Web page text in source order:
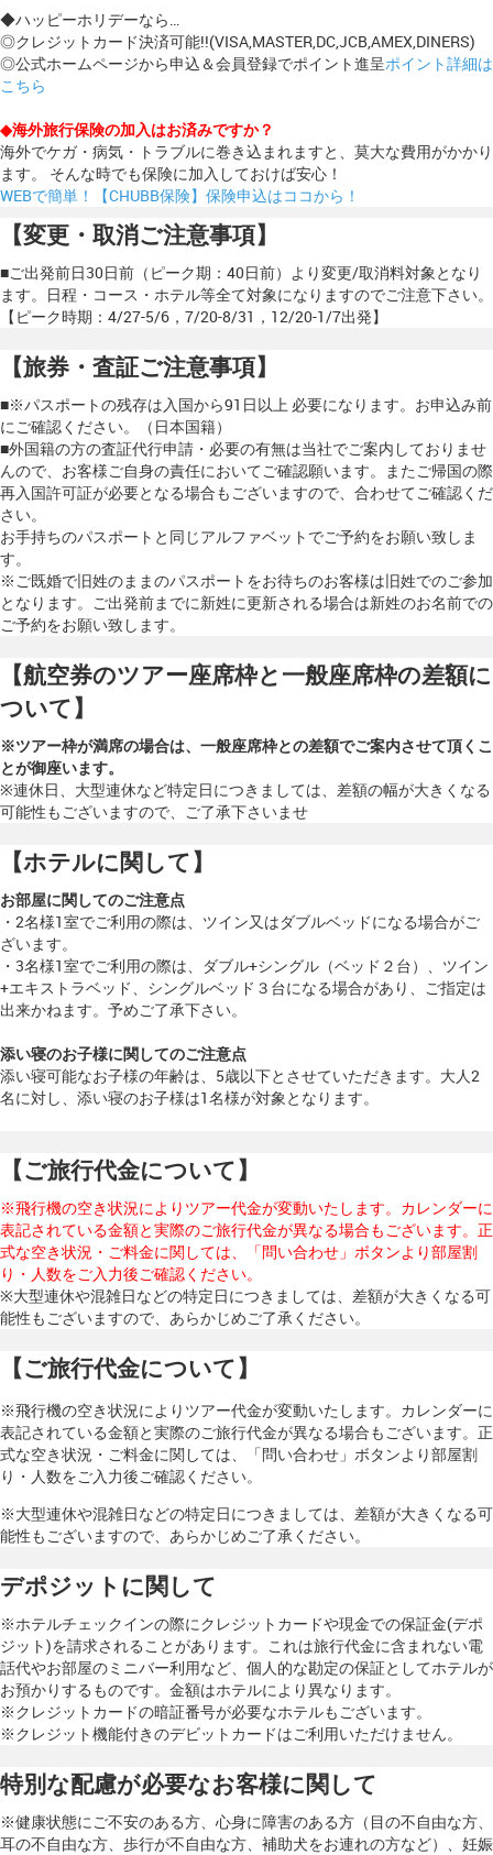
◆ハッピーホリデーなら…
◎クレジットカード決済可能!!(VISA,MASTER,DC,JCB,AMEX,DINERS)
◎公式ホームページから申込＆会員登録でポイント進呈ポイント詳細は
こちら
◆海外旅行保険の加入はお済みですか？
海外でケガ・病気・トラブルに巻き込まれますと、莫大な費用がかかり
ます。 そんな時でも保険に加入しておけば安心！
WEBで簡単！【CHUBB保険】保険申込はココから！
【変更・取消ご注意事項】
■ご出発前日30日前（ピーク期：40日前）より変更/取消料対象となり
ます。日程・コース・ホテル等全て対象になりますのでご注意下さい。
【ピーク時期：4/27-5/6，7/20-8/31，12/20-1/7出発】
【旅券・査証ご注意事項】
■※パスポートの残存は入国から91日以上 必要になります。お申込み前
にご確認ください。（日本国籍）
■外国籍の方の査証代行申請・必要の有無は当社でご案内しておりませ
んので、お客様ご自身の責任においてご確認願います。またご帰国の際
再入国許可証が必要となる場合もございますので、合わせてご確認くだ
さい。
お手持ちのパスポートと同じアルファベットでご予約をお願い致しま
す。
※ご既婚で旧姓のままのパスポートをお待ちのお客様は旧姓でのご参加
となります。ご出発前までに新姓に更新される場合は新姓のお名前での
ご予約をお願い致します。
【航空券のツアー座席枠と一般座席枠の差額に
ついて】
※ツアー枠が満席の場合は、一般座席枠との差額でご案内させて頂くこ
とが御座います。
※連休日、大型連休など特定日につきましては、差額の幅が大きくなる
可能性もございますので、ご了承下さいませ
【ホテルに関して】
お部屋に関してのご注意点
・2名様1室でご利用の際は、ツイン又はダブルベッドになる場合がご
ざいます。
・3名様1室でご利用の際は、ダブル+シングル（ベッド２台）、ツイン
+エキストラベッド、シングルベッド３台になる場合があり、ご指定は
出来かねます。予めご了承下さい。
添い寝のお子様に関してのご注意点
添い寝可能なお子様の年齢は、5歳以下とさせていただきます。 大人2
名に対し、添い寝のお子様は1名様が対象となります。
【ご旅行代金について】
※飛行機の空き状況によりツアー代金が変動いたします。カレンダーに
表記されている金額と実際のご旅行代金が異なる場合もございます。正
式な空き状況・ご料金に関しては、「問い合わせ」ボタンより部屋割
り・人数をご入力後ご確認ください。
※大型連休や混雑日などの特定日につきましては、差額が大きくなる可
能性もございますので、あらかじめご了承ください。
【ご旅行代金について】
※飛行機の空き状況によりツアー代金が変動いたします。カレンダーに
表記されている金額と実際のご旅行代金が異なる場合もございます。正
式な空き状況・ご料金に関しては、「問い合わせ」ボタンより部屋割
り・人数をご入力後ご確認ください。
※大型連休や混雑日などの特定日につきましては、差額が大きくなる可
能性もございますので、あらかじめご了承ください。
デポジットに関して
※ホテルチェックインの際にクレジットカードや現金での保証金(デポ
ジット)を請求されることがあります。これは旅行代金に含まれない電
話代やお部屋のミニバー利用など、個人的な勘定の保証としてホテルが
お預かりするものです。金額はホテルにより異なります。
※クレジットカードの暗証番号が必要なホテルもございます。
※クレジット機能付きのデビットカードはご利用いただけません。
特別な配慮が必要なお客様に関して
※健康状態にご不安のある方、心身に障害のある方（目の不自由な方、
耳の不自由な方、歩行が不自由な方、補助犬をお連れの方など）、妊娠